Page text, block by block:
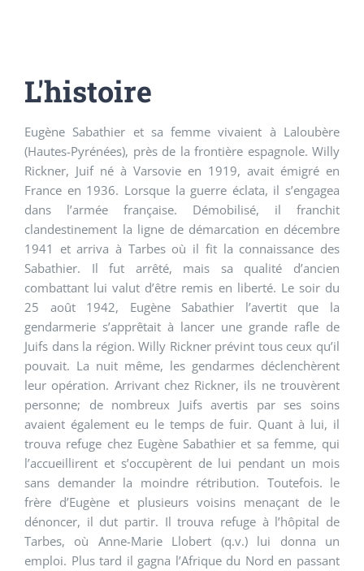
L'histoire
Eugène Sabathier et sa femme vivaient à Laloubère
(Hautes-Pyrénées), près de la frontière espagnole. Willy
Rickner, Juif né à Varsovie en 1919, avait émigré en
France en 1936. Lorsque la guerre éclata, il s’engagea
dans l’armée française. Démobilisé, il franchit
clandestinement la ligne de démarcation en décembre
1941 et arriva à Tarbes où il fit la connaissance des
Sabathier. Il fut arrêté, mais sa qualité d’ancien
combattant lui valut d’être remis en liberté. Le soir du
25 août 1942, Eugène Sabathier l’avertit que la
gendarmerie s’apprêtait à lancer une grande rafle de
Juifs dans la région. Willy Rickner prévint tous ceux qu’il
pouvait. La nuit même, les gendarmes déclenchèrent
leur opération. Arrivant chez Rickner, ils ne trouvèrent
personne; de nombreux Juifs avertis par ses soins
avaient également eu le temps de fuir. Quant à lui, il
trouva refuge chez Eugène Sabathier et sa femme, qui
l’accueillirent et s’occupèrent de lui pendant un mois
sans demander la moindre rétribution. Toutefois. le
frère d’Eugène et plusieurs voisins menaçant de le
dénoncer, il dut partir. Il trouva refuge à l’hôpital de
Tarbes, où Anne-Marie Llobert (q.v.) lui donna un
emploi. Plus tard il gagna l’Afrique du Nord en passant